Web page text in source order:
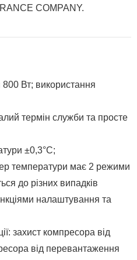
COMPANY.
Вт; використання
термін служби та просте
±0,3°C;
температури має 2 режими
до різних випадків
налаштування та
захист компресора від
від перевантаження